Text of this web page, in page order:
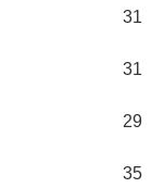
31
31
29
35